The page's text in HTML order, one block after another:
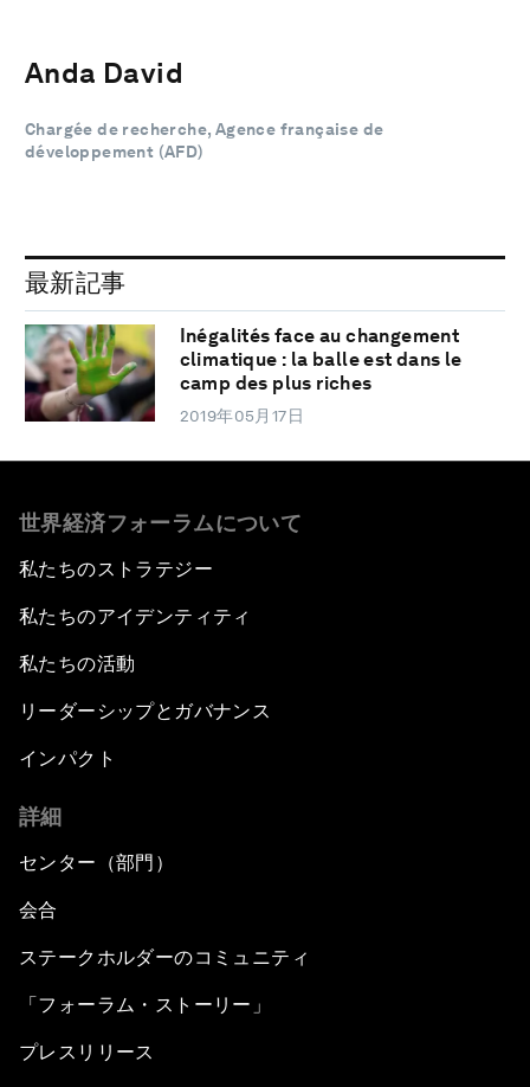
Anda David
Chargée de recherche, Agence française de
développement (AFD)
最新記事
Inégalités face au changement
climatique : la balle est dans le
camp des plus riches
2019年05月17日
世界経済フォーラムについて
私たちのストラテジー
私たちのアイデンティティ
私たちの活動
リーダーシップとガバナンス
インパクト
詳細
センター（部門）
会合
ステークホルダーのコミュニティ
「フォーラム・ストーリー」
プレスリリース